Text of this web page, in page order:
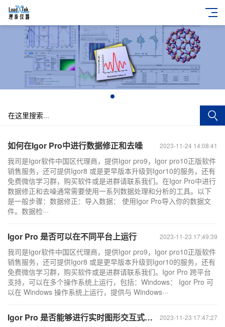
2023-11-24 14:08:41
如何在Igor Pro中进行数据修正和去噪
我司是Igor软件中国区代理商，提供Igor pro9，Igor pro10正版软件
销售服务，还可提供Igor8 或是更早版本升级到Igor10的服务，还有
免费微信学习群，购买软件或是进群请联系我们。在Igor Pro中进行
数据修正和去噪通常需要使用一系列数据处理和分析的工具。以下
是一般步骤：数据修正：导入数据： 使用Igor Pro导入你的数据文
件。数据检···
2023-11-23 17:49:39
Igor Pro 是否可以在不同平台上运行
我司是Igor软件中国区代理商，提供Igor pro9，Igor pro10正版软件
销售服务，还可提供Igor8 或是更早版本升级到Igor10的服务，还有
免费微信学习群，购买软件或是进群请联系我们。Igor Pro 跨平台
支持，可以在多个操作系统上运行，包括：Windows： Igor Pro 可
以在 Windows 操作系统上运行，提供与 Windows···
2023-11-23 17:47:27
Igor Pro 是否能够进行实时图形交互式分析